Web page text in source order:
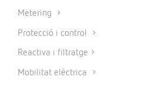
Metering
Protecció i control
Reactiva i filtratge
Mobilitat elèctrica